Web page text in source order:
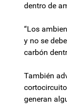
dentro de
“Los
y no se
carbón
También
generan